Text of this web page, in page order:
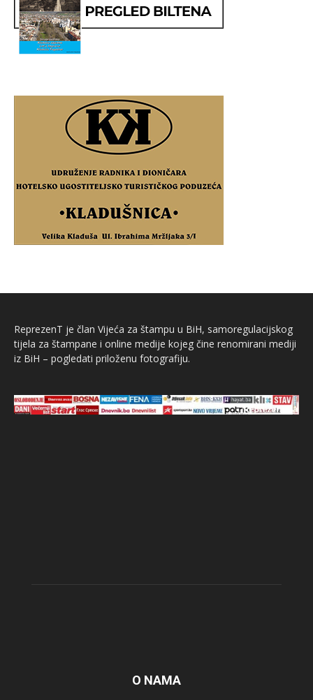
ReprezenT je član Vijeća za štampu u BiH, samoregulacijskog
tijela za štampane i online medije kojeg čine renomirani mediji
iz BiH – pogledati priloženu fotografiju.
O NAMA